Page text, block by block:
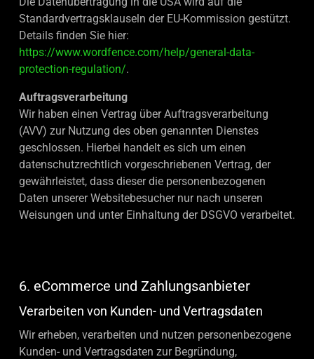
Standardvertragsklauseln der EU-Kommission gestützt.
Details finden Sie hier:
https://www.wordfence.com/help/general-data-
protection-regulation/.
Auftragsverarbeitung
Wir haben einen Vertrag über Auftragsverarbeitung
(AVV) zur Nutzung des oben genannten Dienstes
geschlossen. Hierbei handelt es sich um einen
datenschutzrechtlich vorgeschriebenen Vertrag, der
gewährleistet, dass dieser die personenbezogenen
Daten unserer Websitebesucher nur nach unseren
Weisungen und unter Einhaltung der DSGVO verarbeitet.
6. eCommerce und Zahlungs­anbieter
Verarbeiten von Kunden- und Vertragsdaten
Wir erheben, verarbeiten und nutzen personenbezogene
Kunden- und Vertragsdaten zur Begründung,